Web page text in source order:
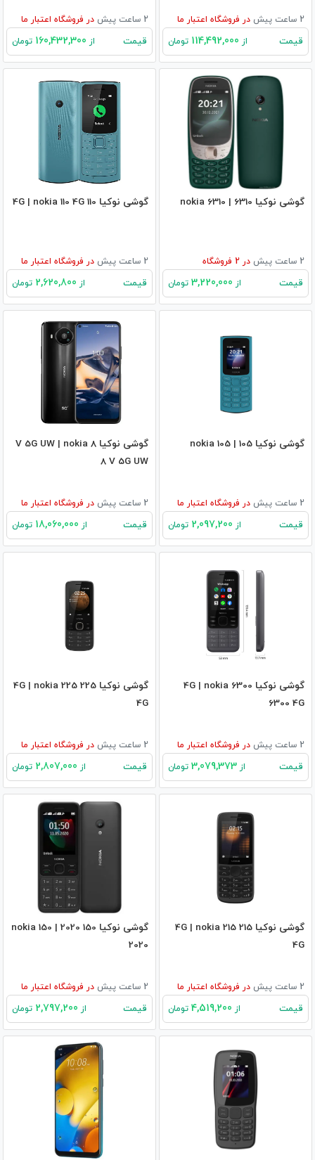
2 ساعت پیش در فروشگاه اعتبار ما
قیمت از تومان
2 ساعت پیش در فروشگاه اعتبار ما
قیمت از تومان
گوشی نوکیا 6310 | nokia 6310
2 ساعت پیش در فروشگاه
قیمت از تومان
گوشی نوکیا 110 4G | nokia 110 4G
2 ساعت پیش در فروشگاه اعتبار ما
قیمت از تومان
گوشی نوکیا 105 | nokia 105
2 ساعت پیش در فروشگاه اعتبار ما
قیمت از تومان
گوشی نوکیا 8 V 5G UW | nokia
8 V 5G UW
2 ساعت پیش در فروشگاه اعتبار ما
قیمت از تومان
گوشی نوکیا 6300 4G | nokia
6300 4G
2 ساعت پیش در فروشگاه اعتبار ما
قیمت از تومان
گوشی نوکیا 225 4G | nokia 225
4G
2 ساعت پیش در فروشگاه اعتبار ما
قیمت از تومان
گوشی نوکیا 215 4G | nokia 215
4G
2 ساعت پیش در فروشگاه اعتبار ما
قیمت از تومان
گوشی نوکیا 150 2020 | nokia 150
2020
2 ساعت پیش در فروشگاه اعتبار ما
قیمت از تومان